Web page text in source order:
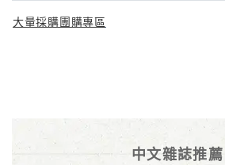
大量採購團購專區
中文雜誌推薦